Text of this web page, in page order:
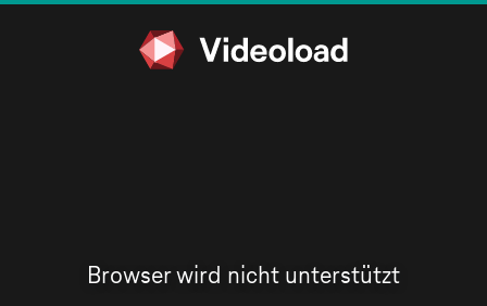
Browser wird nicht unterstützt